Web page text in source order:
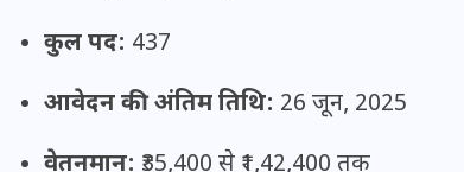
कुल पद: 437
आवेदन की अंतिम तिथि: 26 जून, 2025
वेतनमान: ₹35,400 से ₹1,42,400 तक